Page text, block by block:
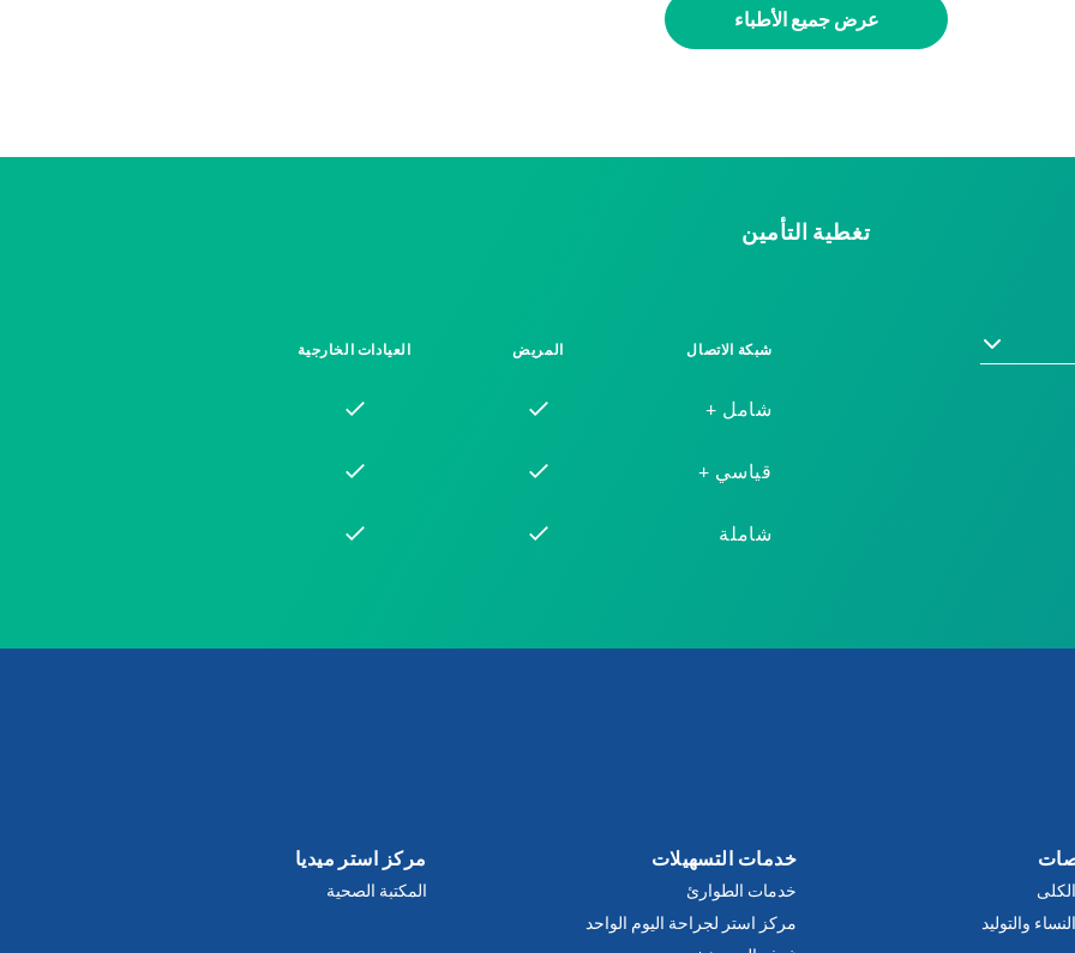
عرض جميع الأطباء
تغطية التأمين
شبكة الاتصال المريض العيادات الخارجية
شامل +
قياسي +
شاملة
والتوليد
خدمات التسهيلات
خدمات الطوارئ
مركز استر لجراحة اليوم الواحد
مركز استر ميديا
المكتبة الصحية